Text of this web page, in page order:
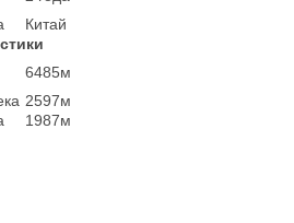
Китай
6485м
2597м
1987м